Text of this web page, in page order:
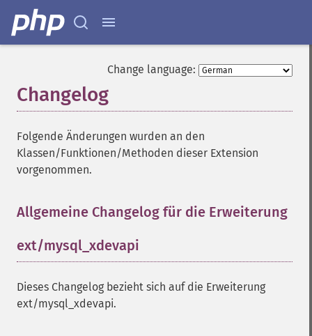
Change language:
Changelog
Folgende Änderungen wurden an den
Klassen/Funktionen/Methoden dieser Extension
vorgenommen.
Allgemeine Changelog für die Erweiterung
ext/mysql_xdevapi
Dieses Changelog bezieht sich auf die Erweiterung
ext/mysql_xdevapi.